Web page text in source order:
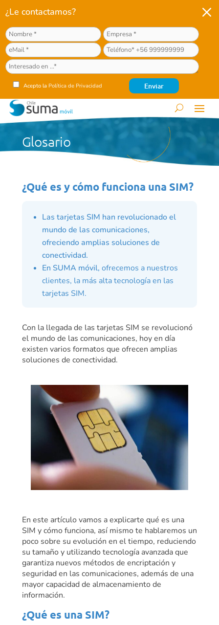
¿Le contactamos?
Acepto la Política de Privacidad
M
Glosario
¿Qué es y cómo funciona una SIM?
Las tarjetas SIM han revolucionado el
mundo de las comunicaciones,
ofreciendo amplias soluciones de
conectividad.
En SUMA móvil, ofrecemos a nuestros
clientes, la más alta tecnología en las
tarjetas SIM.
Con la llegada de las tarjetas SIM se revolucionó
el mundo de las comunicaciones, hoy en día
existen varios formatos que ofrecen amplias
soluciones de conectividad.
En este artículo vamos a explicarte qué es una
SIM y cómo funciona, así mismo te hablaremos un
poco sobre su evolución en el tiempo, reduciendo
su tamaño y utilizando tecnología avanzada que
garantiza nuevos métodos de encriptación y
seguridad en las comunicaciones, además de una
mayor capacidad de almacenamiento de
información.
¿Qué es una SIM?